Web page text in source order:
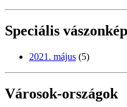
Speciális
2021. május (5)
Városok-országok